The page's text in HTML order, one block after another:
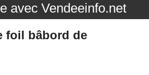
avec Vendeeinfo.net
foil bâbord de